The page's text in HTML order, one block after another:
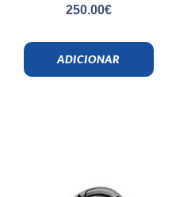
250.00€
ADICIONAR